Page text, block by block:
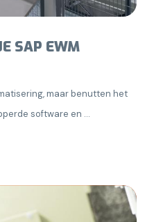
SAP EWM
maar benutten het
software en ...